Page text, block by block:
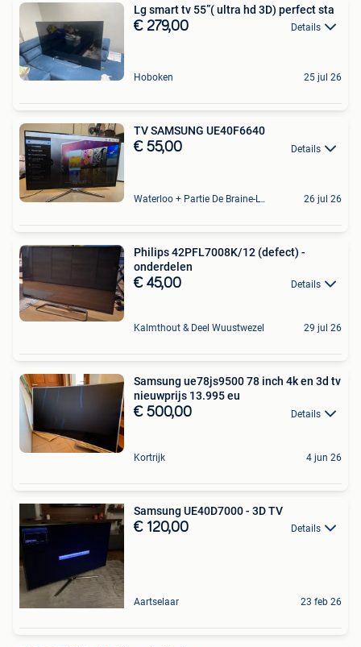
Lg smart tv 55”( ultra hd 3D) perfect sta
€ 279,00 Details
Hoboken 25 jul 26
TV SAMSUNG UE40F6640
€ 55,00 Details
Waterloo + Partie De Braine-L'Alleud, De Ohain 26 jul 26
Philips 42PFL7008K/12 (defect) -
onderdelen
€ 45,00 Details
Kalmthout & Deel Wuustwezel 29 jul 26
Samsung ue78js9500 78 inch 4k en 3d tv
nieuwprijs 13.995 eu
€ 500,00 Details
Kortrijk 4 jun 26
Samsung UE40D7000 - 3D TV
€ 120,00 Details
Aartselaar 23 feb 26